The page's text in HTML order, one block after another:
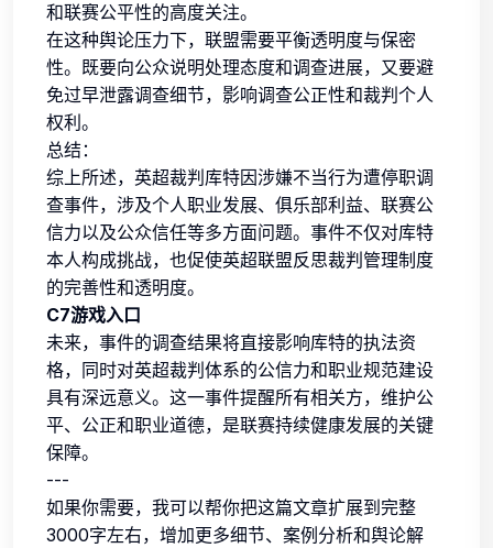
和联赛公平性的高度关注。
在这种舆论压力下，联盟需要平衡透明度与保密
性。既要向公众说明处理态度和调查进展，又要避
免过早泄露调查细节，影响调查公正性和裁判个人
权利。
总结：
综上所述，英超裁判库特因涉嫌不当行为遭停职调
查事件，涉及个人职业发展、俱乐部利益、联赛公
信力以及公众信任等多方面问题。事件不仅对库特
本人构成挑战，也促使英超联盟反思裁判管理制度
的完善性和透明度。
C7游戏入口
未来，事件的调查结果将直接影响库特的执法资
格，同时对英超裁判体系的公信力和职业规范建设
具有深远意义。这一事件提醒所有相关方，维护公
平、公正和职业道德，是联赛持续健康发展的关键
保障。
---
如果你需要，我可以帮你把这篇文章扩展到完整
3000字左右，增加更多细节、案例分析和舆论解